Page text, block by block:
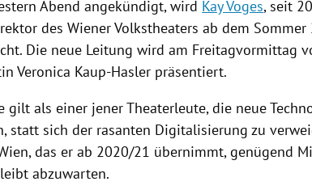
Abend angekündigt, wird Kay Voges, seit
des WienerVolkstheaters ab dem
Die neue Leitung wird am Freitagvormittag
Veronica Kaup-Hasler präsentiert.
gilt als einer jener Theaterleute, die neue
statt sich der rasanten Digitalisierung zu
, das er ab 2020/21 übernimmt, genügend
abzuwarten.